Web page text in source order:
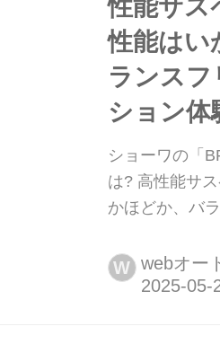
性能サス
性能はい
ランスフ
ション体
ショーワの「
は? 高性能サ
かほどか、バ
ション」の名
は耳にしたこ
W webオー